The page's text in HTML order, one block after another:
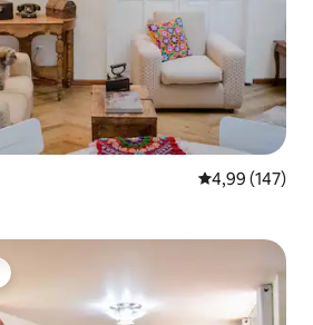
Средна
4,99 (147)